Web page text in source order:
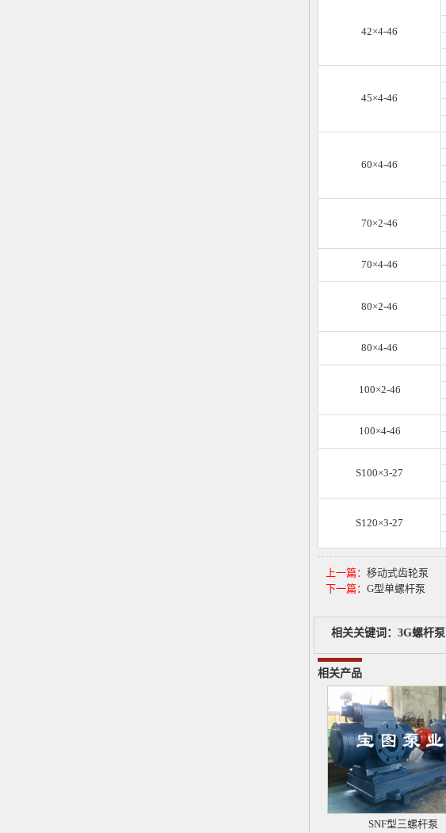
42×4-46
45×4-46
60×4-46
70×2-46
70×4-46
80×2-46
80×4-46
100×2-46
100×4-46
S100×3-27
S120×3-27
上一篇： 移动式齿轮泵
下一篇： G型单螺杆泵
相关关键词： 3G螺杆泵
相关产品
SNF型三螺杆泵